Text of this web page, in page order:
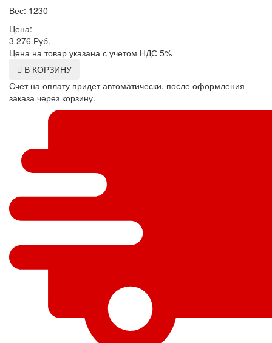
Вес: 1230
Цена:
3 276 Руб.
Цена на товар указана с учетом НДС 5%
В КОРЗИНУ
Счет на оплату придет автоматически, после оформления
заказа через корзину.